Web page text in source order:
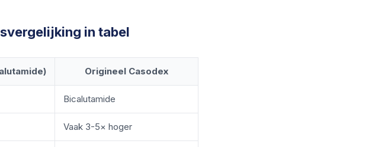
in tabel
Origineel Casodex
Bicalutamide
Vaak 3-5× hoger